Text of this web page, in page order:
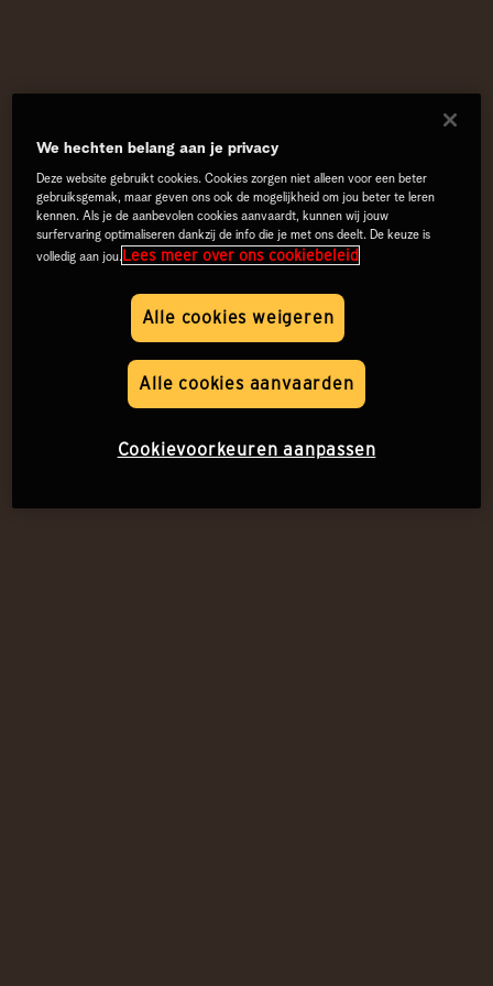
We hechten belang aan je privacy
Deze website gebruikt cookies. Cookies zorgen niet alleen voor een beter
gebruiksgemak, maar geven ons ook de mogelijkheid om jou beter te leren
kennen. Als je de aanbevolen cookies aanvaardt, kunnen wij jouw
surfervaring optimaliseren dankzij de info die je met ons deelt. De keuze is
volledig aan jou.Lees meer over ons cookiebeleid
Alle cookies weigeren
Alle cookies aanvaarden
Cookievoorkeuren aanpassen